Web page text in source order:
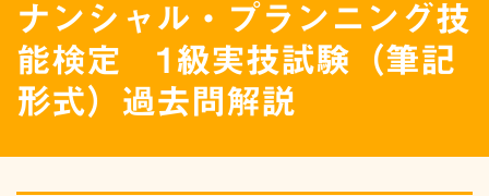
ナンシャル・プランニング技
能検定 1級実技試験（筆記
形式）過去問解説